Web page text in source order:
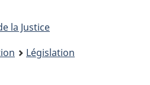
la Justice
Législation